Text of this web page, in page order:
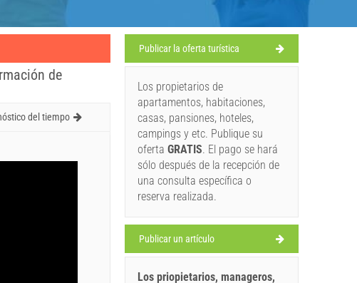
de
del tiempo
Publicar la oferta turística
Los propietarios de
apartamentos, habitaciones,
casas, pansiones, hoteles,
campings y etc. Publique su
oferta GRATIS. El pago se hará
sólo después de la recepción de
una consulta específica o
reserva realizada.
Publicar un artículo
Los priopietarios, manageros,